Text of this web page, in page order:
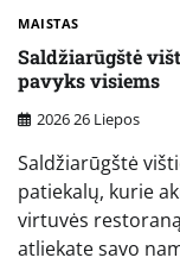
MAISTAS
Saldžiarūgštė
pavyks visiems
2026 26 Liepos
Saldžiarūgštė
patiekalų, kurie
virtuvės
atliekate savo